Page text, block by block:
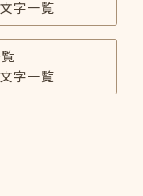
字一覧
字一覧